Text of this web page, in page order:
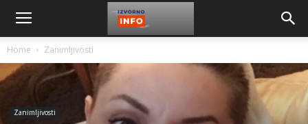
Home Zanimljivosti
Zanimljivosti